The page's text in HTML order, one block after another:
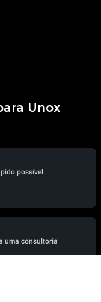
Unox
possível.
uma consultoria